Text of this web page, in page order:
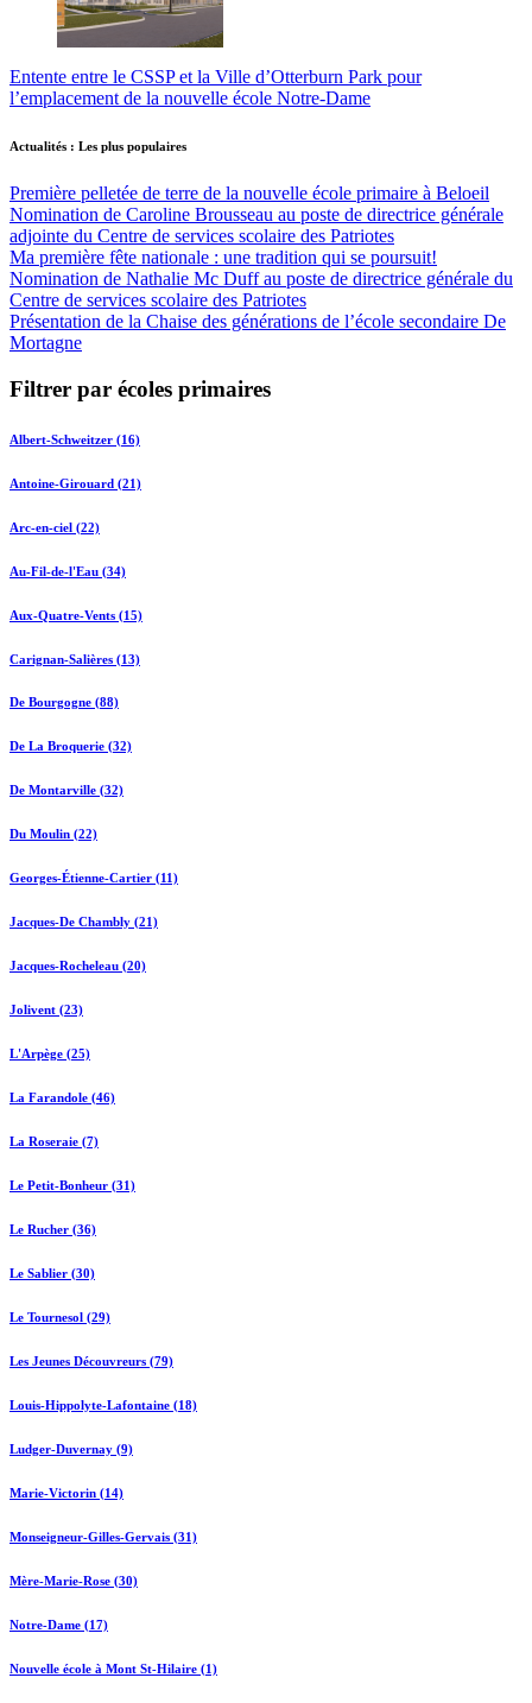
Entente entre le CSSP et la Ville d’Otterburn Park pour
l’emplacement de la nouvelle école Notre-Dame
Actualités : Les plus populaires
Première pelletée de terre de la nouvelle école primaire à Beloeil
Nomination de Caroline Brousseau au poste de directrice générale
adjointe du Centre de services scolaire des Patriotes
Ma première fête nationale : une tradition qui se poursuit!
Nomination de Nathalie Mc Duff au poste de directrice générale du
Centre de services scolaire des Patriotes
Présentation de la Chaise des générations de l’école secondaire De
Mortagne
Filtrer par écoles primaires
Albert-Schweitzer (16)
Antoine-Girouard (21)
Arc-en-ciel (22)
Au-Fil-de-l'Eau (34)
Aux-Quatre-Vents (15)
Carignan-Salières (13)
De Bourgogne (88)
De La Broquerie (32)
De Montarville (32)
Du Moulin (22)
Georges-Étienne-Cartier (11)
Jacques-De Chambly (21)
Jacques-Rocheleau (20)
Jolivent (23)
L'Arpège (25)
La Farandole (46)
La Roseraie (7)
Le Petit-Bonheur (31)
Le Rucher (36)
Le Sablier (30)
Le Tournesol (29)
Les Jeunes Découvreurs (79)
Louis-Hippolyte-Lafontaine (18)
Ludger-Duvernay (9)
Marie-Victorin (14)
Monseigneur-Gilles-Gervais (31)
Mère-Marie-Rose (30)
Notre-Dame (17)
Nouvelle école à Mont St-Hilaire (1)